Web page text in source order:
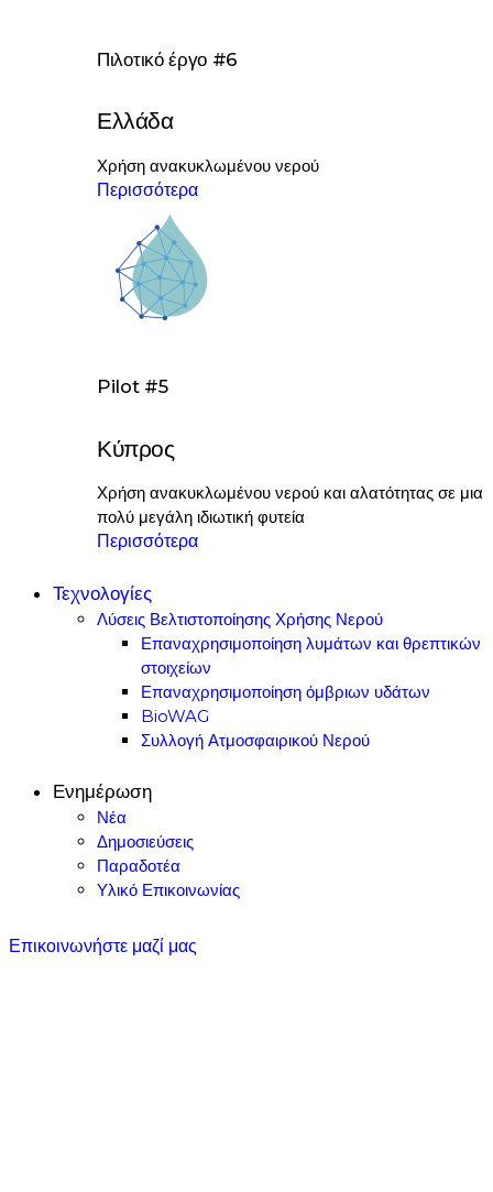
Πιλοτικό έργο #6
Ελλάδα
Χρήση ανακυκλωμένου νερού
Περισσότερα
Pilot #5
Κύπρος
Χρήση ανακυκλωμένου νερού και αλατότητας σε μια
πολύ μεγάλη ιδιωτική φυτεία
Περισσότερα
Τεχνολογίες
Λύσεις Βελτιστοποίησης Χρήσης Νερού
Επαναχρησιμοποίηση λυμάτων και θρεπτικών
στοιχείων
Επαναχρησιμοποίηση όμβριων υδάτων
BioWAG
Συλλογή Ατμοσφαιρικού Νερού
Ενημέρωση
Νέα
Δημοσιεύσεις
Παραδοτέα
Υλικό Επικοινωνίας
Επικοινωνήστε μαζί μας